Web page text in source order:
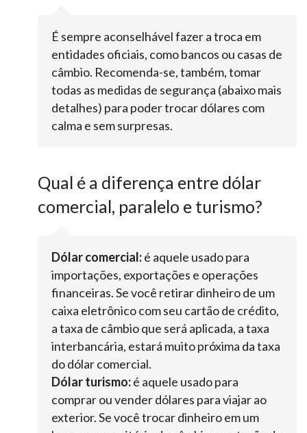
É sempre aconselhável fazer a troca em
entidades oficiais, como bancos ou casas de
câmbio. Recomenda-se, também, tomar
todas as medidas de segurança (abaixo mais
detalhes) para poder trocar dólares com
calma e sem surpresas.
Qual é a diferença entre dólar
comercial, paralelo e turismo?
Dólar comercial:é aquele usado para
importações, exportações e operações
financeiras. Se você retirar dinheiro de um
caixa eletrônico com seu cartão de crédito,
a taxa de câmbio que será aplicada, a taxa
interbancária, estará muito próxima da taxa
do dólar comercial.
Dólar turismo:é aquele usado para
comprar ou vender dólares para viajar ao
exterior. Se você trocar dinheiro em um